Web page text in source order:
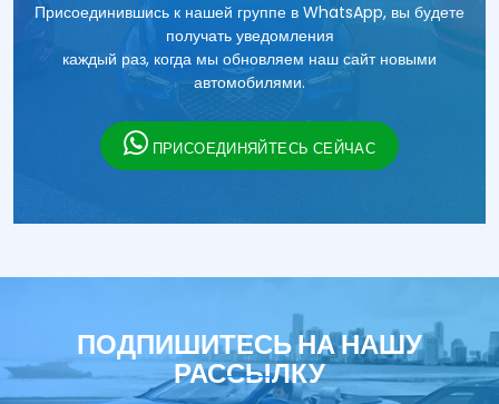
Присоединившись к нашей группе в WhatsApp, вы будете
получать уведомления
каждый раз, когда мы обновляем наш сайт новыми
автомобилями.
ПРИСОЕДИНЯЙТЕСЬ СЕЙЧАС
ПОДПИШИТЕСЬ НА НАШУ
РАССЫЛКУ